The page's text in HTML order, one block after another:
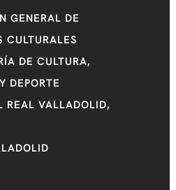
GENERAL DE
CULTURALES
DE CULTURA,
DEPORTE
REAL VALLADOLID,